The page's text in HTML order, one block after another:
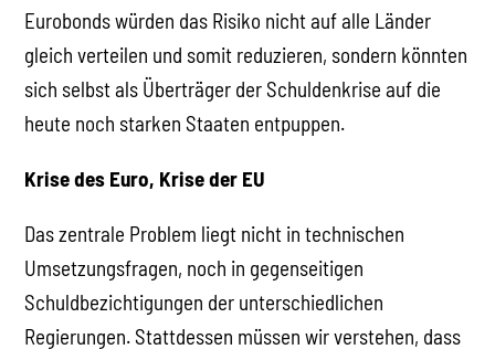
Eurobonds würden das Risiko nicht auf alle Länder
gleich verteilen und somit reduzieren, sondern könnten
sich selbst als Überträger der Schuldenkrise auf die
heute noch starken Staaten entpuppen.
Krise des Euro, Krise der EU
Das zentrale Problem liegt nicht in technischen
Umsetzungsfragen, noch in gegenseitigen
Schuldbezichtigungen der unterschiedlichen
Regierungen. Stattdessen müssen wir verstehen, dass